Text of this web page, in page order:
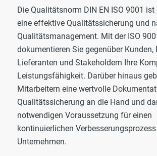
Die Qualitätsnorm DIN EN ISO 9001
eine effektive Qualitätssicherung und
Qualitätsmanagement. Mit der ISO
dokumentieren Sie gegenüber Kunden,
Lieferanten und Stakeholdern Ihre
Leistungsfähigkeit. Darüber hinaus
Mitarbeitern eine wertvolle
Qualitätssicherung an die Hand und
notwendigen Voraussetzung für einen
kontinuierlichen
Unternehmen.